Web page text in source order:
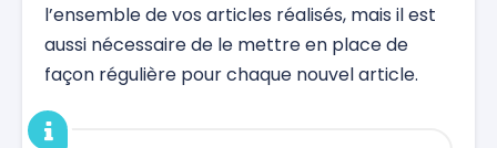
l’ensemble de vos articles réalisés, mais il est
aussi nécessaire de le mettre en place de
façon régulière pour chaque nouvel article.